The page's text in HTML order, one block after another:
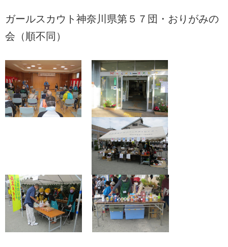
ガールスカウト神奈川県第５７団・おりがみの
会（順不同）